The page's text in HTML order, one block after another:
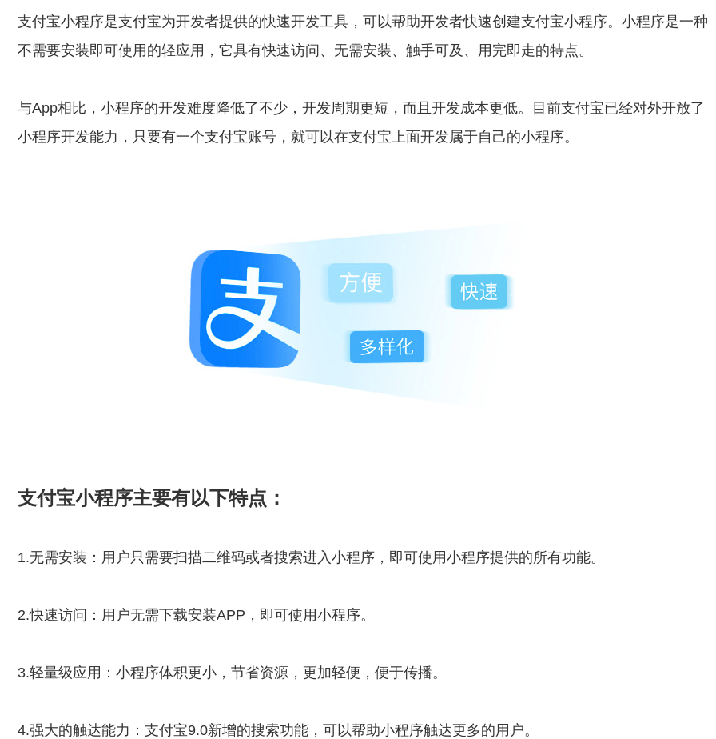
支付宝小程序是支付宝为开发者提供的快速开发工具，可以帮助开发者快速创建支付宝小程序。小程序是一种
不需要安装即可使用的轻应用，它具有快速访问、无需安装、触手可及、用完即走的特点。
与App相比，小程序的开发难度降低了不少，开发周期更短，而且开发成本更低。目前支付宝已经对外开放了
小程序开发能力，只要有一个支付宝账号，就可以在支付宝上面开发属于自己的小程序。
支付宝小程序主要有以下特点：
1.无需安装：用户只需要扫描二维码或者搜索进入小程序，即可使用小程序提供的所有功能。
2.快速访问：用户无需下载安装APP，即可使用小程序。
3.轻量级应用：小程序体积更小，节省资源，更加轻便，便于传播。
4.强大的触达能力：支付宝9.0新增的搜索功能，可以帮助小程序触达更多的用户。